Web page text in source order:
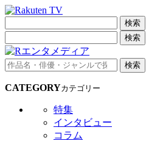
検索
検索
検索
CATEGORYカテゴリー
特集
インタビュー
コラム